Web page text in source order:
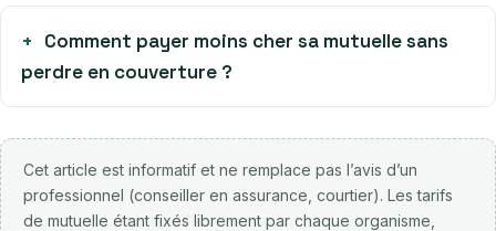
Comment payer moins cher sa mutuelle sans
perdre en couverture ?
Cet article est informatif et ne remplace pas l’avis d’un
professionnel (conseiller en assurance, courtier). Les tarifs
de mutuelle étant fixés librement par chaque organisme,